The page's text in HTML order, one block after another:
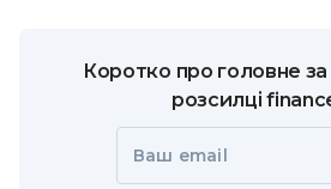
Коротко про головне
розсилці
Ваш email